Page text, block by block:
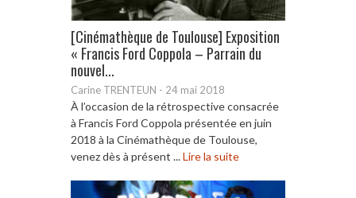
[Cinémathèque de Toulouse] Exposition
« Francis Ford Coppola – Parrain du
nouvel...
Carine TRENTEUN - 24 mai 2018
À l’occasion de la rétrospective consacrée
à Francis Ford Coppola présentée en juin
2018 à la Cinémathèque de Toulouse,
venez dès à présent ...Lire la suite